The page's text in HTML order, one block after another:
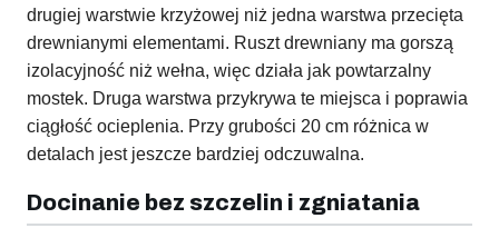
drugiej warstwie krzyżowej niż jedna warstwa przecięta
drewnianymi elementami. Ruszt drewniany ma gorszą
izolacyjność niż wełna, więc działa jak powtarzalny
mostek. Druga warstwa przykrywa te miejsca i poprawia
ciągłość ocieplenia. Przy grubości 20 cm różnica w
detalach jest jeszcze bardziej odczuwalna.
Docinanie bez szczelin i zgniatania